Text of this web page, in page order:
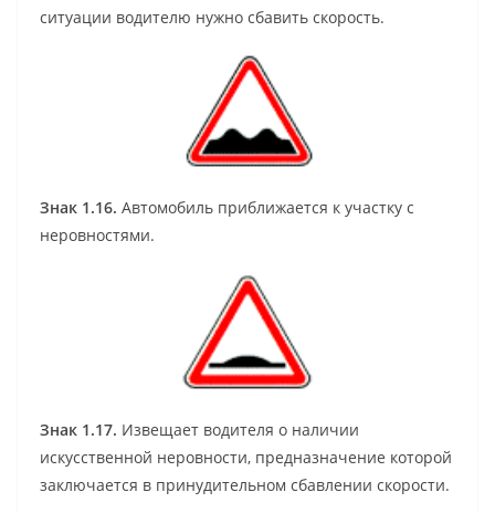
ситуации водителю нужно сбавить скорость.
Знак 1.16. Автомобиль приближается к участку с
неровностями.
Знак 1.17. Извещает водителя о наличии
искусственной неровности, предназначение которой
заключается в принудительном сбавлении скорости.